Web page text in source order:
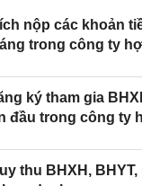
nộp các khoản
trong công ty
ký tham gia
đầu trong công ty
thu BHXH,